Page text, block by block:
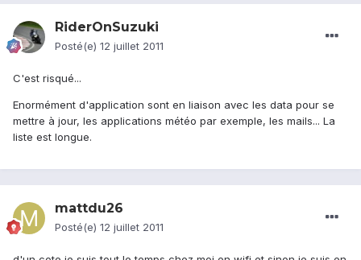
RiderOnSuzuki
Posté(e) 12 juillet 2011
C'est risqué...
Enormément d'application sont en liaison avec les data pour se
mettre à jour, les applications météo par exemple, les mails... La
liste est longue.
mattdu26
Posté(e) 12 juillet 2011